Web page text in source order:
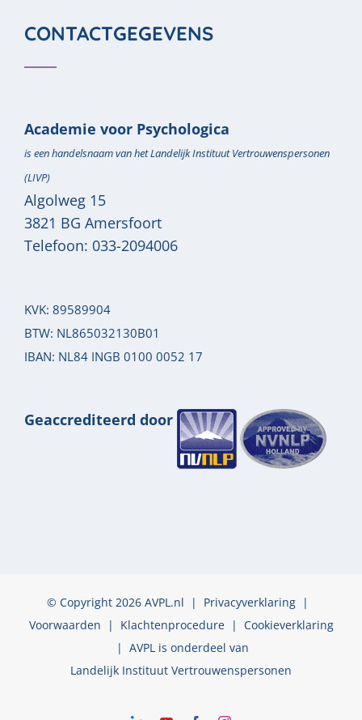
CONTACTGEGEVENS
Academie voor Psychologica
is een handelsnaam van het Landelijk Instituut Vertrouwenspersonen
(LIVP)
Algolweg 15
3821 BG Amersfoort
Telefoon: 033-2094006
KVK: 89589904
BTW: NL865032130B01
IBAN: NL84 INGB 0100 0052 17
Geaccrediteerd door
© Copyright 2026 AVPL.nl | Privacyverklaring |
Voorwaarden | Klachtenprocedure| Cookieverklaring
| AVPL is onderdeel van
Landelijk Instituut Vertrouwenspersonen